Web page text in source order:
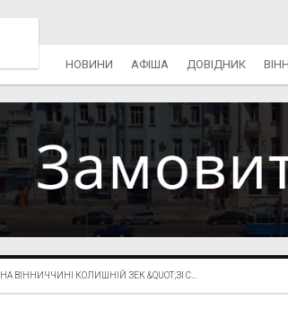
НОВИНИ АФІША ДОВІДНИК
НА ВІННИЧЧИНІ КОЛИШНІЙ ЗЕК &QUOT;ЗІ С...